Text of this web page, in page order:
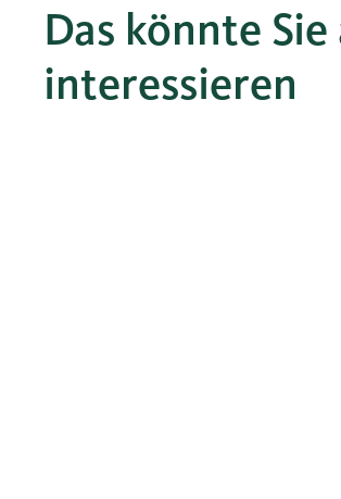
Das könnte Sie
interessieren